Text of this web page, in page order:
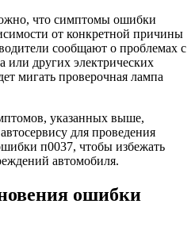
что симптомы ошибки
от конкретной причины
сообщают о проблемах с
или других электрических
мигать проверочная лампа
указанных выше,
для проведения
п0037, чтобы избежать
автомобиля.
ошибки